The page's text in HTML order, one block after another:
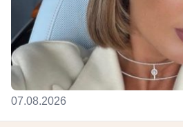
07.08.2026